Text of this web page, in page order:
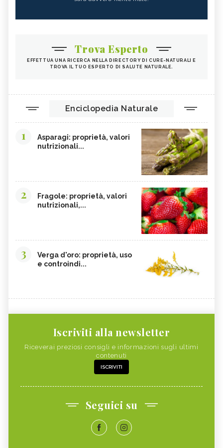
Trova Esperto
EFFETTUA UNA RICERCA NELLA DIRECTORY DI CURE-NATURALI E
TROVA IL TUO ESPERTO DI SALUTE NATURALE.
Enciclopedia Naturale
1
Asparagi: proprietà, valori
nutrizionali...
2
Fragole: proprietà, valori
nutrizionali,...
3
Verga d'oro: proprietà, uso
e controindi...
Iscriviti alla newsletter
Riceverai preziosi consigli e informazioni sugli ultimi
contenuti
ISCRIVITI
Seguici su